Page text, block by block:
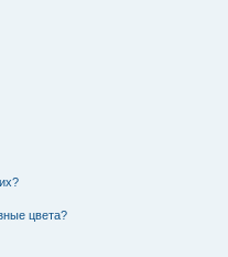
цвета?